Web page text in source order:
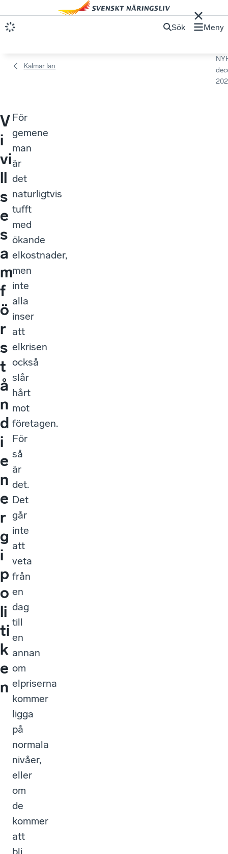
Sök Meny
Kalmar län
V
i
vi
ll
s
e
s
a
m
f
ö
r
s
t
å
n
d
i
e
n
e
r
g
i
p
o
li
ti
k
e
n
För
gemene
man
är
det
naturligtvis
tufft
med
ökande
elkostnader,
men
inte
alla
inser
att
elkrisen
också
slår
hårt
mot
företagen.
För
så
är
det.
Det
går
inte
att
veta
från
en
dag
till
en
annan
om
elpriserna
kommer
ligga
på
normala
nivåer,
eller
om
de
kommer
att
bli